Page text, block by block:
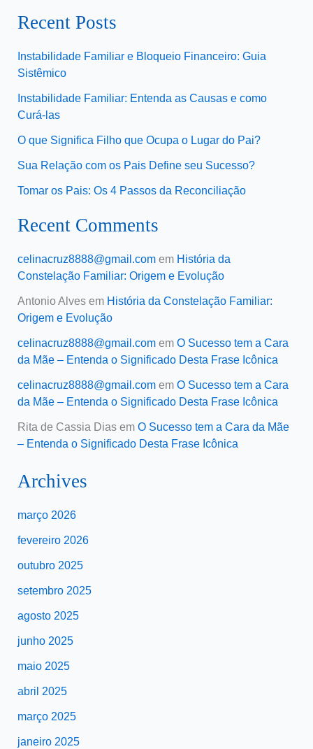
Recent Posts
Instabilidade Familiar e Bloqueio Financeiro: Guia
Sistêmico
Instabilidade Familiar: Entenda as Causas e como
Curá-las
O que Significa Filho que Ocupa o Lugar do Pai?
Sua Relação com os Pais Define seu Sucesso?
Tomar os Pais: Os 4 Passos da Reconciliação
Recent Comments
celinacruz8888@gmail.comem História da
Constelação Familiar: Origem e Evolução
Antonio Alvesem História da Constelação Familiar:
Origem e Evolução
celinacruz8888@gmail.comem O Sucesso tem a Cara
da Mãe – Entenda o Significado Desta Frase Icônica
celinacruz8888@gmail.comem O Sucesso tem a Cara
da Mãe – Entenda o Significado Desta Frase Icônica
Rita de Cassia Diasem O Sucesso tem a Cara da Mãe
– Entenda o Significado Desta Frase Icônica
Archives
março 2026
fevereiro 2026
outubro 2025
setembro 2025
agosto 2025
junho 2025
maio 2025
abril 2025
março 2025
janeiro 2025